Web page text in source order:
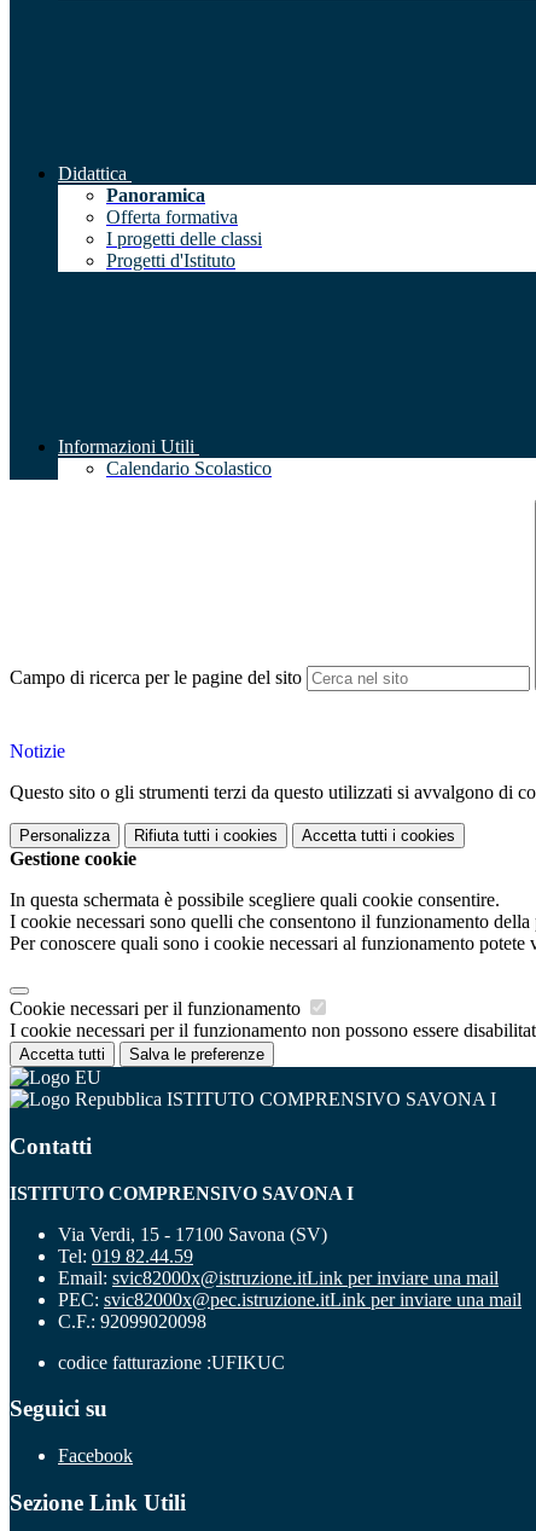
Didattica
Panoramica
Offerta formativa
I progetti delle classi
Progetti d'Istituto
Informazioni Utili
Calendario Scolastico
Campo di ricerca per le pagine del sito
Notizie
Questo sito o gli strumenti terzi da questo utilizzati si avvalgono di
Personalizza Rifiuta tutti i cookies Accetta tutti i cookies
Gestione cookie
In questa schermata è possibile scegliere quali cookie consentire.
I cookie necessari sono quelli che consentono il funzionamento
Per conoscere quali sono i cookie necessari al funzionamento potete
Cookie necessari per il funzionamento
I cookie necessari per il funzionamento non possono essere
Accetta tutti Salva le preferenze
ISTITUTO COMPRENSIVO SAVONA I
Contatti
ISTITUTO COMPRENSIVO SAVONA I
Via Verdi, 15 - 17100 Savona (SV)
Tel: 019 82.44.59
Email: svic82000x@istruzione.itLink per inviare una mail
PEC: svic82000x@pec.istruzione.itLink per inviare una mail
C.F.: 92099020098
codice fatturazione :UFIKUC
Seguici su
Facebook
Sezione Link Utili